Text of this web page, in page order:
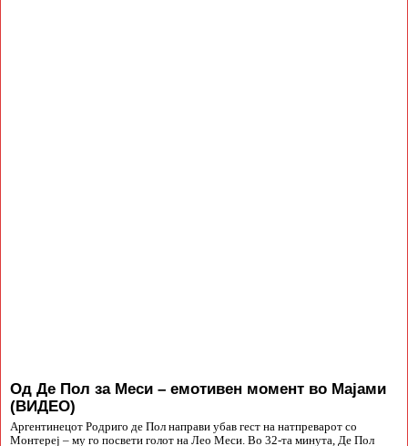
Од Де Пол за Меси – емотивен момент во Мајами
(ВИДЕО)
Аргентинецот Родриго де Пол направи убав гест на натпреварот со
Монтереј – му го посвети голот на Лео Меси. Во 32-та минута, Де Пол